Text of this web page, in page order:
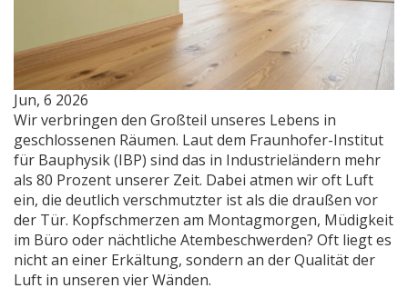
Jun, 6 2026
Wir verbringen den Großteil unseres Lebens in
geschlossenen Räumen. Laut dem Fraunhofer-Institut
für Bauphysik (IBP) sind das in Industrieländern mehr
als 80 Prozent unserer Zeit. Dabei atmen wir oft Luft
ein, die deutlich verschmutzter ist als die draußen vor
der Tür. Kopfschmerzen am Montagmorgen, Müdigkeit
im Büro oder nächtliche Atembeschwerden? Oft liegt es
nicht an einer Erkältung, sondern an der Qualität der
Luft in unseren vier Wänden.